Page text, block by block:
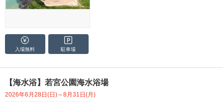
入場無料 駐車場
【海水浴】若宮公園海水浴場
2026年6月28日(日)～8月31日(月)